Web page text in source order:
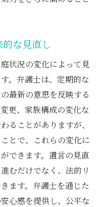
な見直し
状況の変化によって見
。弁護士は、定期的な
最新の意思を反映する
更、家族構成の変化な
ることがありますが、
とで、これらの変化に
できます。遺言の見直
むだけでなく、法的リ
ます。弁護士を通じた
心感を提供し、公平な